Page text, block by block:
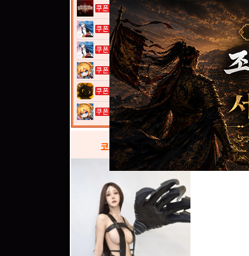
그레이 사가
열혈강호: 넥...
열혈강호: 넥...
여전사 키우기...
고양이 낚시터...
여전사 키우기...
코스프레 갤러리